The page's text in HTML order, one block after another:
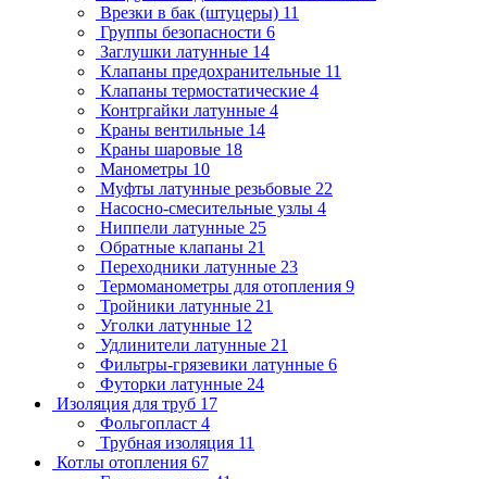
Врезки в бак (штуцеры) 11
Группы безопасности 6
Заглушки латунные 14
Клапаны предохранительные 11
Клапаны термостатические 4
Контргайки латунные 4
Краны вентильные 14
Краны шаровые 18
Манометры 10
Муфты латунные резьбовые 22
Насосно-смесительные узлы 4
Ниппели латунные 25
Обратные клапаны 21
Переходники латунные 23
Термоманометры для отопления 9
Тройники латунные 21
Уголки латунные 12
Удлинители латунные 21
Фильтры-грязевики латунные 6
Футорки латунные 24
Изоляция для труб 17
Фольгопласт 4
Трубная изоляция 11
Котлы отопления 67